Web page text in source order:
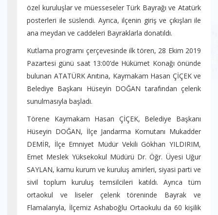
özel kuruluşlar ve müesseseler Türk Bayrağı ve Atatürk
posterleri ile süslendi. Ayrıca, ilçenin giriş ve çıkışları ile
ana meydan ve caddeleri Bayraklarla donatıldı.
Kutlama programı çerçevesinde ilk tören, 28 Ekim 2019
Pazartesi günü saat 13:00’de Hükümet Konağı önünde
bulunan ATATÜRK Anıtına, Kaymakam Hasan ÇİÇEK ve
Belediye Başkanı Hüseyin DOĞAN tarafından çelenk
sunulmasıyla başladı.
Törene Kaymakam Hasan ÇİÇEK, Belediye Başkanı
Hüseyin DOĞAN, İlçe Jandarma Komutanı Mukadder
DEMİR, İlçe Emniyet Müdür Vekili Gökhan YILDIRIM,
Emet Meslek Yüksekokul Müdürü Dr. Öğr. Üyesi Uğur
SAYLAN, kamu kurum ve kuruluş amirleri, siyasi parti ve
sivil toplum kuruluş temsilcileri katıldı. Ayrıca tüm
ortaokul ve liseler çelenk töreninde Bayrak ve
Flamalarıyla, İlçemiz Ashaboğlu Ortaokulu da 60 kişilik